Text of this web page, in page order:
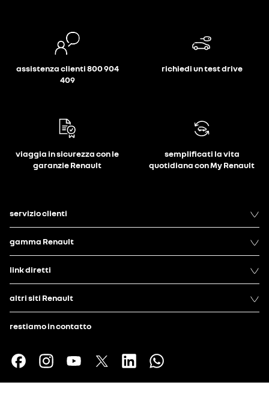
assistenza clienti 800 904
409
richiedi un test drive
viaggia in sicurezza con le
garanzie Renault
semplificati la vita
quotidiana con My Renault
servizio clienti
gamma Renault
link diretti
altri siti Renault
restiamo in contatto